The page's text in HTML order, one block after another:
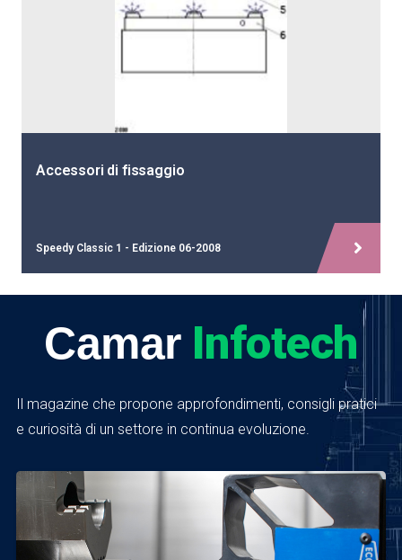
Accessori di fissaggio
Speedy Classic 1 - Edizione 06-2008
Camar Infotech
Il magazine che propone approfondimenti, consigli pratici
e curiosità di un settore in continua evoluzione.